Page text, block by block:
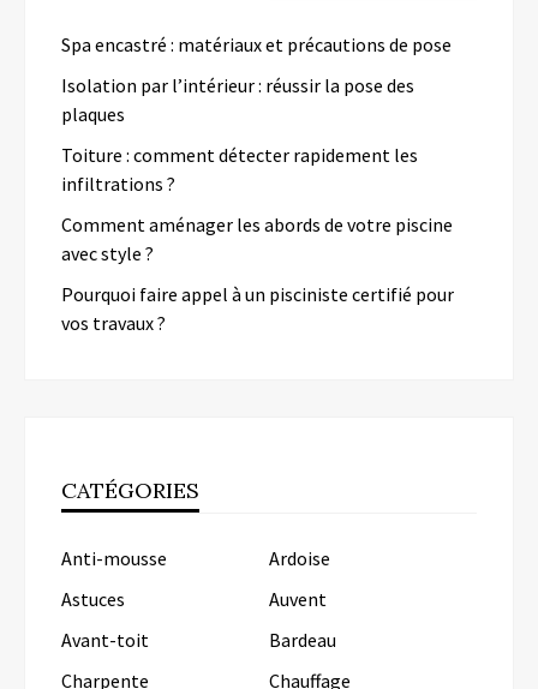
Spa encastré : matériaux et précautions de pose
Isolation par l’intérieur : réussir la pose des
plaques
Toiture : comment détecter rapidement les
infiltrations ?
Comment aménager les abords de votre piscine
avec style ?
Pourquoi faire appel à un pisciniste certifié pour
vos travaux ?
CATÉGORIES
Anti-mousse
Ardoise
Astuces
Auvent
Avant-toit
Bardeau
Charpente
Chauffage